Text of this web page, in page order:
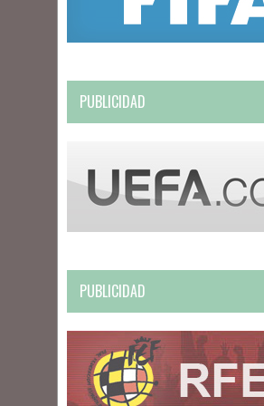
PUBLICIDAD
PUBLICIDAD